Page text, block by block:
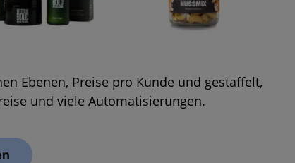
Ebenen, Preise pro Kunde und gestaffelt,
und viele Automatisierungen.